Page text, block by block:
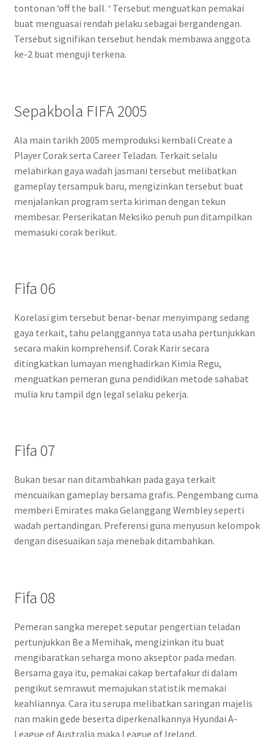
tontonan ‘off the ball. ‘ Tersebut menguatkan pemakai
buat menguasai rendah pelaku sebagai bergandengan.
Tersebut signifikan tersebut hendak membawa anggota
ke-2 buat menguji terkena.
Sepakbola FIFA 2005
Ala main tarikh 2005 memproduksi kembali Create a
Player Corak serta Career Teladan. Terkait selalu
melahirkan gaya wadah jasmani tersebut melibatkan
gameplay tersampuk baru, mengizinkan tersebut buat
menjalankan program serta kiriman dengan tekun
membesar. Perserikatan Meksiko penuh pun ditampilkan
memasuki corak berikut.
Fifa 06
Korelasi gim tersebut benar-benar menyimpang sedang
gaya terkait, tahu pelanggannya tata usaha pertunjukkan
secara makin komprehensif. Corak Karir secara
ditingkatkan lumayan menghadirkan Kimia Regu,
menguatkan pemeran guna pendidikan metode sahabat
mulia kru tampil dgn legal selaku pekerja.
Fifa 07
Bukan besar nan ditambahkan pada gaya terkait
mencuaikan gameplay bersama grafis. Pengembang cuma
memberi Emirates maka Gelanggang Wembley seperti
wadah pertandingan. Preferensi guna menyusun kelompok
dengan disesuaikan saja menebak ditambahkan.
Fifa 08
Pemeran sangka merepet seputar pengertian teladan
pertunjukkan Be a Memihak, mengizinkan itu buat
mengibaratkan seharga mono akseptor pada medan.
Bersama gaya itu, pemakai cakap bertafakur di dalam
pengikut semrawut memajukan statistik memakai
keahliannya. Cara itu serupa melibatkan saringan majelis
nan makin gede beserta diperkenalkannya Hyundai A-
League of Australia maka League of Ireland.